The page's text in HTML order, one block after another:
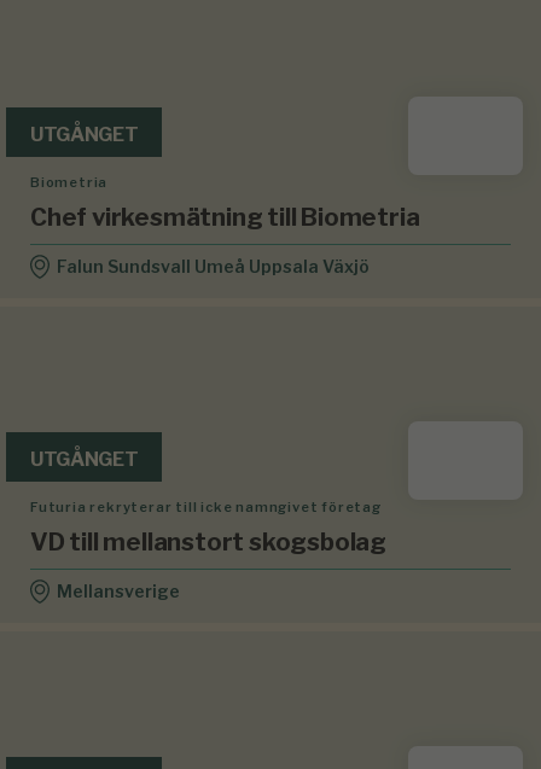
UTGÅNGET
Biometria
Chef virkesmätning till Biometria
Falun Sundsvall Umeå Uppsala Växjö
UTGÅNGET
Futuria rekryterar till icke namngivet företag
VD till mellanstort skogsbolag
Mellansverige